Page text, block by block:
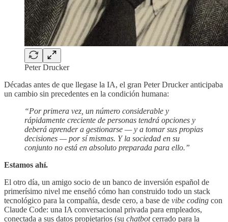
Peter Drucker
Décadas antes de que llegase la IA, el gran Peter Drucker anticipaba
un cambio sin precedentes en la condición humana:
“Por primera vez, un número considerable y
rápidamente creciente de personas tendrá opciones y
deberá aprender a gestionarse — y a tomar sus propias
decisiones — por sí mismas. Y la sociedad en su
conjunto no está en absoluto preparada para ello.”
Estamos ahí.
El otro día, un amigo socio de un banco de inversión español de
primerísimo nivel me enseñó cómo han construido todo un stack
tecnológico para la compañía, desde cero, a base de vibe coding con
Claude Code: una IA conversacional privada para empleados,
conectada a sus datos propietarios (su chatbotcerrado para la